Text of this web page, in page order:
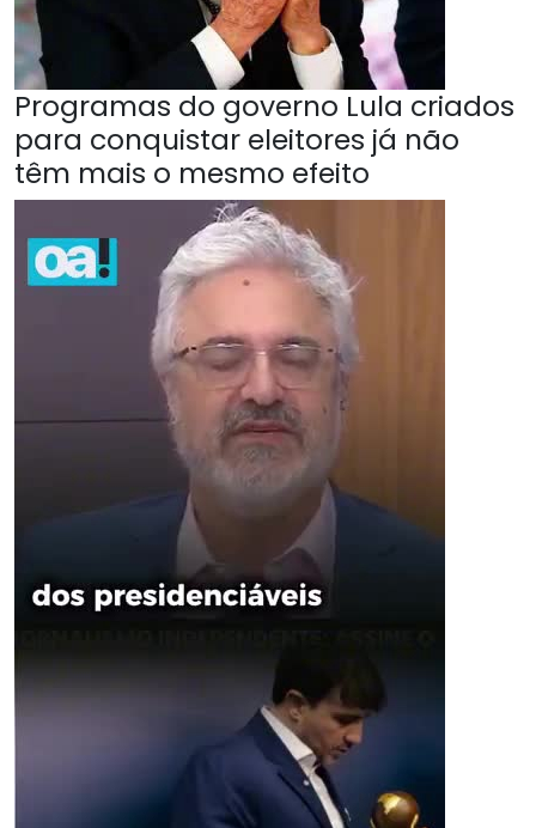
Programas do governo Lula criados
para conquistar eleitores já não
têm mais o mesmo efeito